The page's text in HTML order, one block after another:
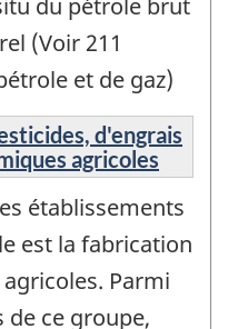
du pétrole brut
(Voir 211
et de gaz)
d'engrais
agricoles
établissements
est la fabrication
Parmi
ce groupe,